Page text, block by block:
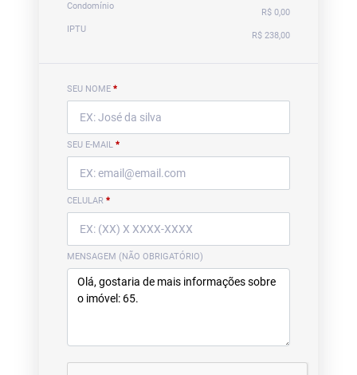
Condomínio
R$ 0,00
IPTU
R$ 238,00
SEU NOME *
SEU E-MAIL *
CELULAR *
MENSAGEM (NÃO OBRIGATÓRIO)